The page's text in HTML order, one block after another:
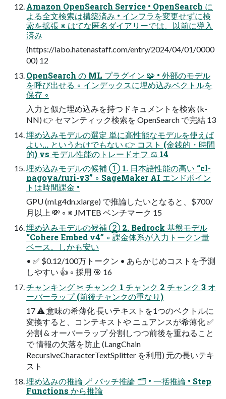
Amazon OpenSearch Service • OpenSearch に
よる全文検索は構築済み • インフラを変更せずに検
索を拡張 ※ はてな匿名ダイアリーでは、以前に導入
済み
(https://labo.hatenastaff.com/entry/2024/04/01/0000
00) 12
OpenSearch の ML プラグイン 🧩 • 外部のモデル
を呼び出せる ◦ インデックスに埋め込みベクトルを
保存 ◦
入力と似た埋め込みを持つドキュメントを検索 (k-
NN) 👉 セマンティック検索を OpenSearch で完結 13
埋め込みモデルの選定 単に高性能なモデルを使えば
よい... というわけでもない 👉 コスト (金銭的・時間
的) vs モデル性能のトレードオフ ⚖ 14
埋め込みモデルの候補 ① 1. 日本語性能の高い “cl-
nagoya/ruri-v3” ◦ SageMaker AI エンドポイン
トは時間課金 •
GPU (ml.g4dn.xlarge) で推論したいとなると、$700/
月以上 💸 ◦ ※ JMTEB ベンチマーク 15
埋め込みモデルの候補 ② 2. Bedrock 基盤モデル
“Cohere Embed v4” ◦ 課金体系が入力トークン量
ベース。しかも安い
• ✅ $0.12/100万トークン • あらかじめコストを予測
しやすい 👍 ◦ 採用 🎯 16
チャンキング ✂ チャンク 1 チャンク 2 チャンク 3 オ
ーバーラップ (前後チャンクの重なり)
17 ⚠ 意味の希薄化 長いテキストを1つのベクトルに
変換すると、コンテキストや ニュアンスが希薄化 ✅
分割 & オーバーラップ 分割しつつ前後を重ねること
で 情報の欠落を防止 (LangChain
RecursiveCharacterTextSplitter を利用) 元の長いテキ
スト
埋め込みの推論 🪄 バッチ推論 🗂 • 一括推論 • Step
Functions から推論